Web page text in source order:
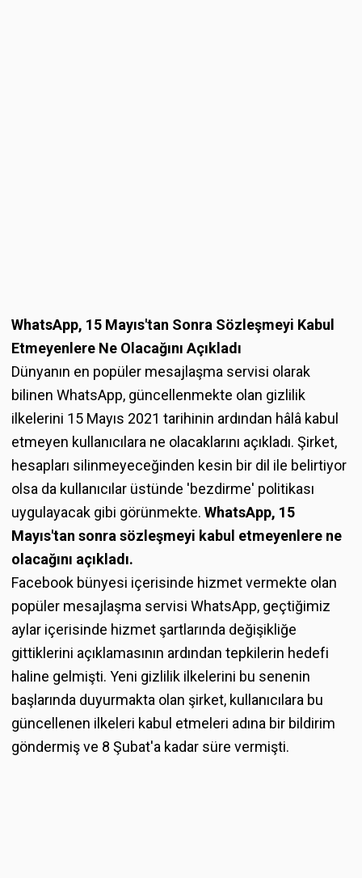
WhatsApp, 15 Mayıs'tan Sonra Sözleşmeyi Kabul
Etmeyenlere Ne Olacağını Açıkladı
Dünyanın en popüler mesajlaşma servisi olarak
bilinen WhatsApp, güncellenmekte olan gizlilik
ilkelerini 15 Mayıs 2021 tarihinin ardından hâlâ kabul
etmeyen kullanıcılara ne olacaklarını açıkladı. Şirket,
hesapları silinmeyeceğinden kesin bir dil ile belirtiyor
olsa da kullanıcılar üstünde 'bezdirme' politikası
uygulayacak gibi görünmekte. WhatsApp, 15
Mayıs'tan sonra sözleşmeyi kabul etmeyenlere ne
olacağını açıkladı.
Facebook bünyesi içerisinde hizmet vermekte olan
popüler mesajlaşma servisi WhatsApp, geçtiğimiz
aylar içerisinde hizmet şartlarında değişikliğe
gittiklerini açıklamasının ardından tepkilerin hedefi
haline gelmişti. Yeni gizlilik ilkelerini bu senenin
başlarında duyurmakta olan şirket, kullanıcılara bu
güncellenen ilkeleri kabul etmeleri adına bir bildirim
göndermiş ve 8 Şubat'a kadar süre vermişti.